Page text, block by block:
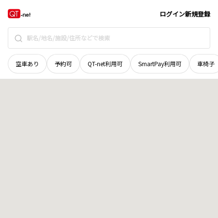
ログイン新規登録
空車あり 予約可 QT-net利用可 SmartPay利用可 車椅子
鳥取県